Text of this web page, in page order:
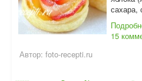
сахара,
15
Автор: foto-recepti.ru